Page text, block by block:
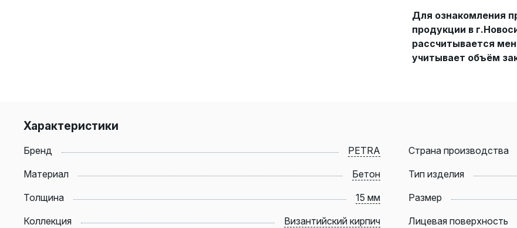
Для ознакомления
продукции в
рассчитывается
учитывает объём
Характеристики
Бренд PETRA Страна производства
Материал
Бетон Тип изделия
Толщина
15 мм Размер
Коллекция
Византийский кирпич Лицевая поверхность